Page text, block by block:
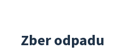
Zber odpadu